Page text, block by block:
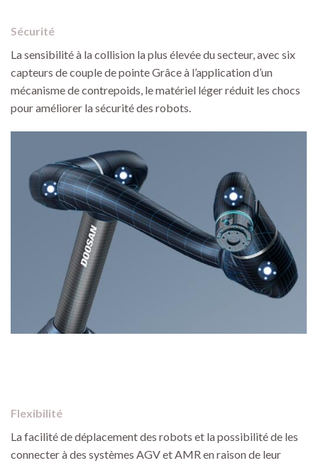
Sécurité
La sensibilité à la collision la plus élevée du secteur, avec six
capteurs de couple de pointe Grâce à l’application d’un
mécanisme de contrepoids, le matériel léger réduit les chocs
pour améliorer la sécurité des robots.
Flexibilité
La facilité de déplacement des robots et la possibilité de les
connecter à des systèmes AGV et AMR en raison de leur